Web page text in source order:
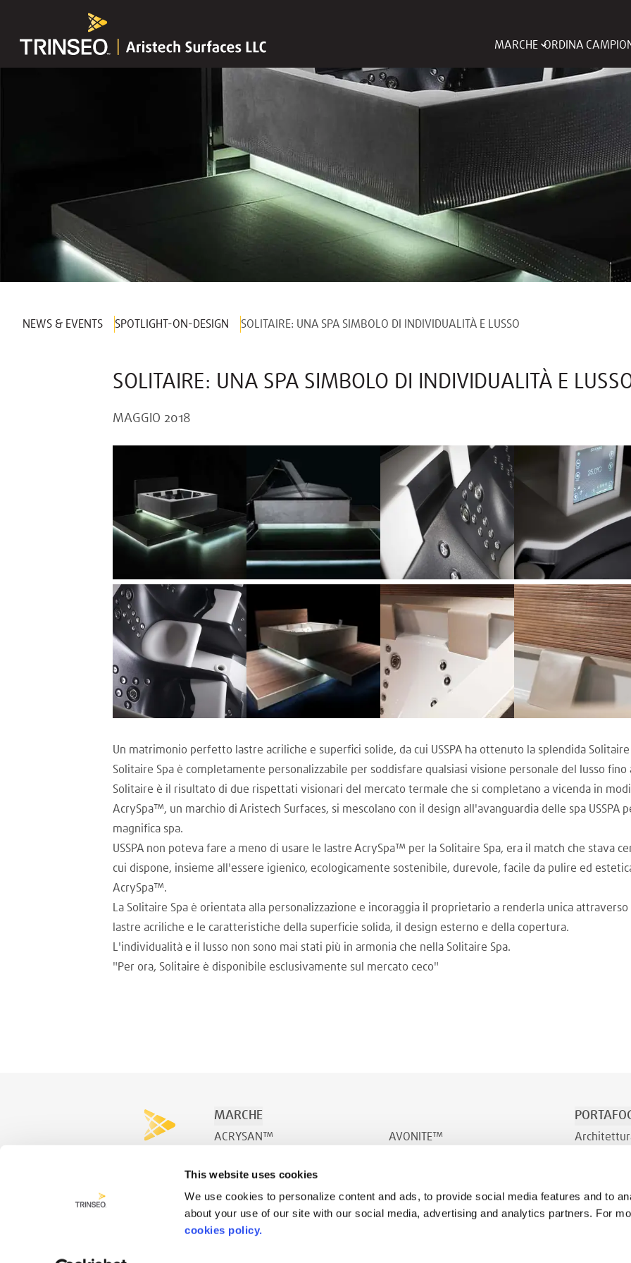
This website uses cookies
We use cookies to personalize content and ads, to provide social media features and to
about your use of our site with our social media, advertising and analytics partners. For
cookies policy.
MARCHE ORDINA
NEWS & EVENTS SPOTLIGHT-ON-DESIGN SOLITAIRE: UNA SPA SIMBOLO DI INDIVIDUALITÀ E LUSSO
SOLITAIRE: UNA SPA SIMBOLO DI INDIVIDUALITÀ E
MAGGIO 2018
Un matrimonio perfetto lastre acriliche e superfici solide, da cui USSPA ha ottenuto la splendida
Solitaire Spa è completamente personalizzabile per soddisfare qualsiasi visione personale del lusso
Solitaire è il risultato di due rispettati visionari del mercato termale che si completano a vicenda in
AcrySpa™, un marchio di Aristech Surfaces, si mescolano con il design all'avanguardia delle spa USSPA
magnifica spa.
USSPA non poteva fare a meno di usare le lastre AcrySpa™ per la Solitaire Spa, era il match che stava
cui dispone, insieme all'essere igienico, ecologicamente sostenibile, durevole, facile da pulire ed
AcrySpa™.
La Solitaire Spa è orientata alla personalizzazione e incoraggia il proprietario a renderla unica
lastre acriliche e le caratteristiche della superficie solida, il design esterno e della copertura.
L'individualità e il lusso non sono mai stati più in armonia che nella Solitaire Spa.
"Per ora, Solitaire è disponibile esclusivamente sul mercato ceco"
MARCHE
ACRYSAN™
ACRYSWIM™
AVONITE™